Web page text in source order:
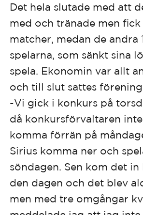
Det hela slutade med att
med och tränade men fick
matcher, medan de andra
spelarna, som sänkt sina
spela. Ekonomin var allt
och till slut sattes
-Vi gick i konkurs på
då konkursförvaltaren
komma förrän på
Sirius komma ner och
söndagen. Sen kom det
den dagen och det blev
men med tre omgångar